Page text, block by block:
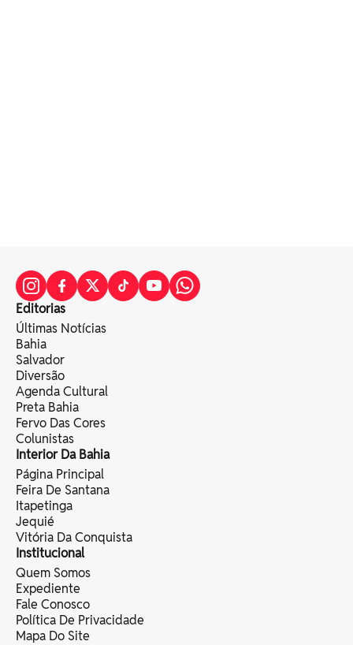
Editorias
Últimas Notícias
Bahia
Salvador
Diversão
Agenda Cultural
Preta Bahia
Fervo Das Cores
Colunistas
Interior Da Bahia
Página Principal
Feira De Santana
Itapetinga
Jequié
Vitória Da Conquista
Institucional
Quem Somos
Expediente
Fale Conosco
Política De Privacidade
Mapa Do Site